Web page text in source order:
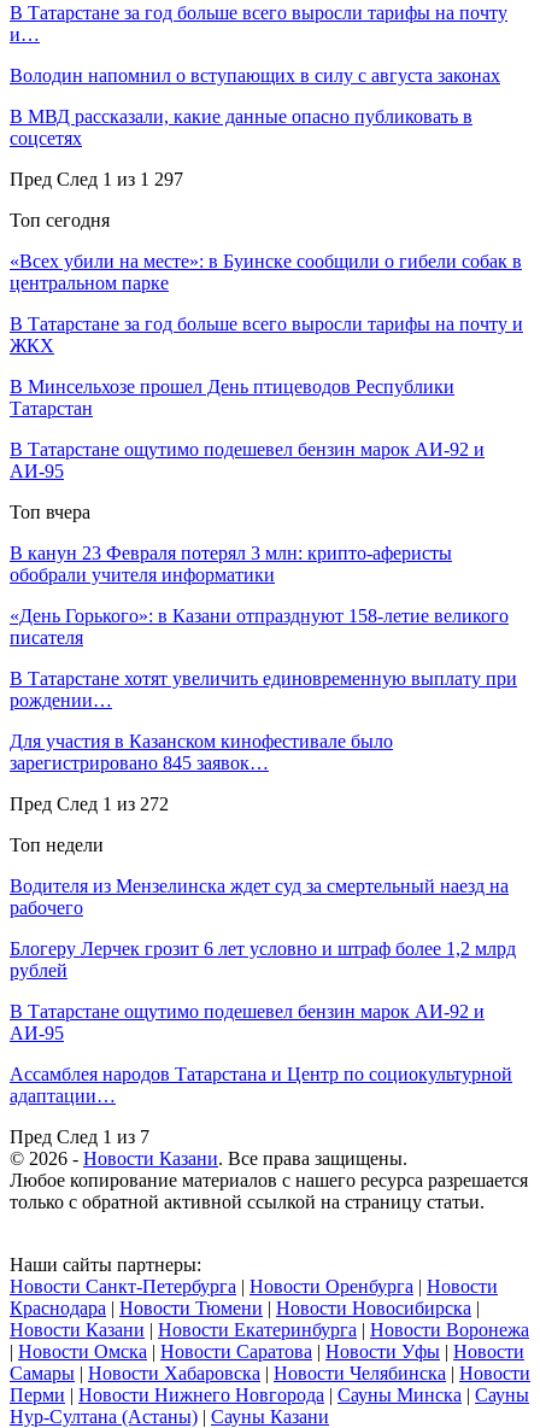
В Татарстане за год больше всего выросли тарифы на почту
и…
Володин напомнил о вступающих в силу с августа законах
В МВД рассказали, какие данные опасно публиковать в
соцсетях
Пред След 1 из 1 297
Топ сегодня
«Всех убили на месте»: в Буинске сообщили о гибели собак в
центральном парке
В Татарстане за год больше всего выросли тарифы на почту и
ЖКХ
В Минсельхозе прошел День птицеводов Республики
Татарстан
В Татарстане ощутимо подешевел бензин марок АИ-92 и
АИ-95
Топ вчера
В канун 23 Февраля потерял 3 млн: крипто-аферисты
обобрали учителя информатики
«День Горького»: в Казани отпразднуют 158-летие великого
писателя
В Татарстане хотят увеличить единовременную выплату при
рождении…
Для участия в Казанском кинофестивале было
зарегистрировано 845 заявок…
Пред След 1 из 272
Топ недели
Водителя из Мензелинска ждет суд за смертельный наезд на
рабочего
Блогеру Лерчек грозит 6 лет условно и штраф более 1,2 млрд
рублей
В Татарстане ощутимо подешевел бензин марок АИ-92 и
АИ-95
Ассамблея народов Татарстана и Центр по социокультурной
адаптации…
Пред След 1 из 7
© 2026 - Новости Казани. Все права защищены.
Любое копирование материалов с нашего ресурса разрешается
только с обратной активной ссылкой на страницу статьи.
Наши сайты партнеры:
Новости Санкт-Петербурга | Новости Оренбурга | Новости
Краснодара | Новости Тюмени | Новости Новосибирска |
Новости Казани | Новости Екатеринбурга | Новости Воронежа
| Новости Омска | Новости Саратова | Новости Уфы | Новости
Самары | Новости Хабаровска | Новости Челябинска | Новости
Перми | Новости Нижнего Новгорода | Сауны Минска | Сауны
Нур-Султана (Астаны) | Сауны Казани